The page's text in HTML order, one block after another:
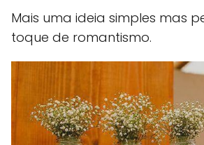
Mais uma ideia simples mas
toque de romantismo.